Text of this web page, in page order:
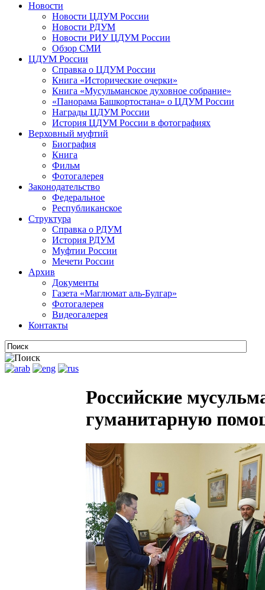
Новости
Новости ЦДУМ России
Новости РДУМ
Новости РИУ ЦДУМ России
Обзор СМИ
ЦДУМ России
Справка о ЦДУМ России
Книга «Исторические очерки»
Книга «Мусульманское духовное собрание»
«Панорама Башкортостана» о ЦДУМ России
Награды ЦДУМ России
История ЦДУМ России в фотографиях
Верховный муфтий
Биография
Книга
Фильм
Фотогалерея
Законодательство
Федеральное
Республиканское
Структура
Справка о РДУМ
История РДУМ
Муфтии России
Мечети России
Архив
Документы
Газета «Маглюмат аль-Булгар»
Фотогалерея
Видеогалерея
Контакты
Российские
гуманитарную